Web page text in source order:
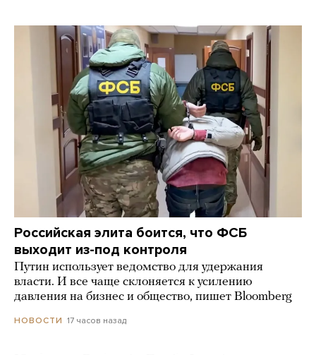
Российская элита боится, что ФСБ
выходит из-под контроля
Путин использует ведомство для удержания
власти. И все чаще склоняется к усилению
давления на бизнес и общество, пишет Bloomberg
НОВОСТИ 17 часов назад